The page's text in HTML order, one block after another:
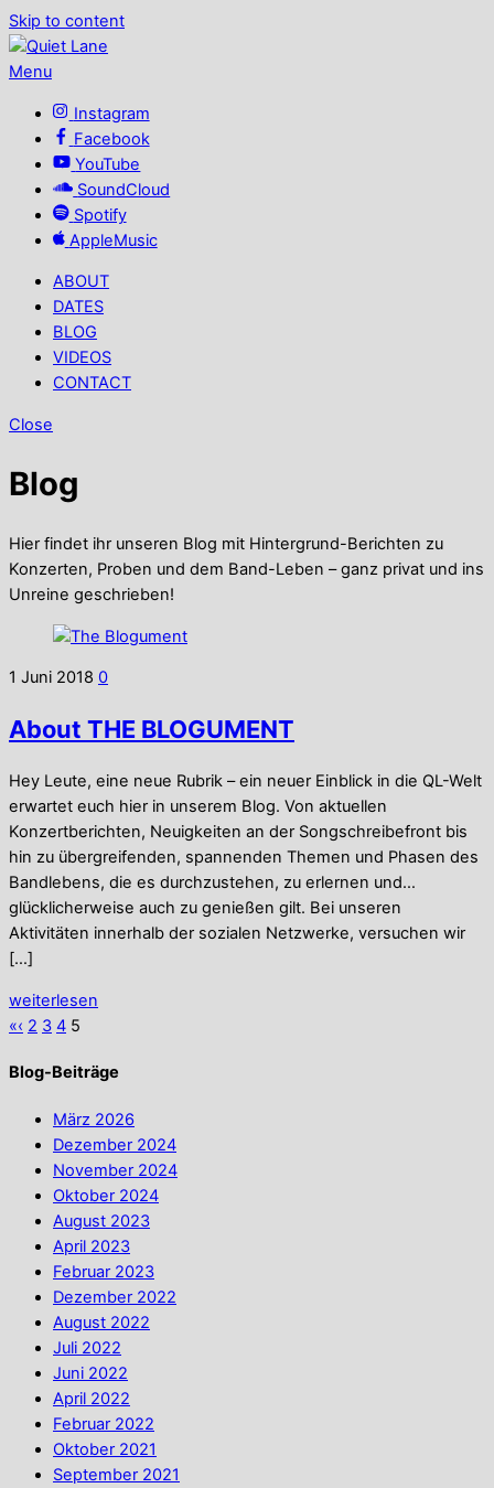
Skip to content
Menu
Instagram
Facebook
YouTube
SoundCloud
Spotify
AppleMusic
ABOUT
DATES
BLOG
VIDEOS
CONTACT
Close
Blog
Hier findet ihr unseren Blog mit Hintergrund-Berichten zu
Konzerten, Proben und dem Band-Leben – ganz privat und ins
Unreine geschrieben!
1 Juni 2018 0
About THE BLOGUMENT
Hey Leute, eine neue Rubrik – ein neuer Einblick in die QL-Welt
erwartet euch hier in unserem Blog. Von aktuellen
Konzertberichten, Neuigkeiten an der Songschreibefront bis
hin zu übergreifenden, spannenden Themen und Phasen des
Bandlebens, die es durchzustehen, zu erlernen und…
glücklicherweise auch zu genießen gilt. Bei unseren
Aktivitäten innerhalb der sozialen Netzwerke, versuchen wir
[…]
weiterlesen
«‹ 2 3 4 5
Blog-Beiträge
März 2026
Dezember 2024
November 2024
Oktober 2024
August 2023
April 2023
Februar 2023
Dezember 2022
August 2022
Juli 2022
Juni 2022
April 2022
Februar 2022
Oktober 2021
September 2021